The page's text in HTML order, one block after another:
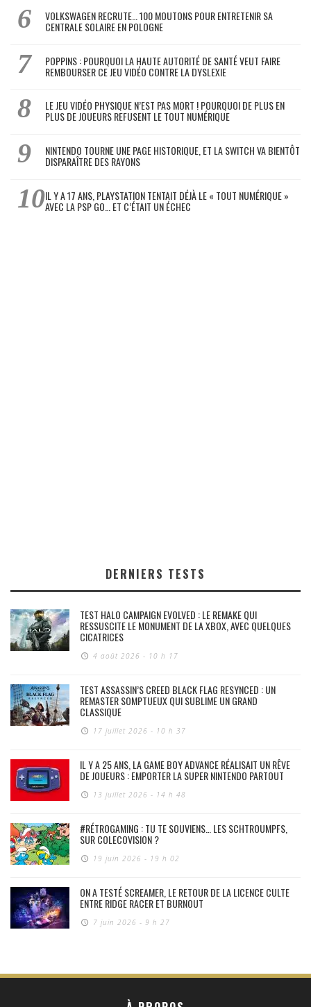
VOLKSWAGEN RECRUTE… 100 MOUTONS POUR ENTRETENIR SA
CENTRALE SOLAIRE EN POLOGNE
POPPINS : POURQUOI LA HAUTE AUTORITÉ DE SANTÉ VEUT FAIRE
REMBOURSER CE JEU VIDÉO CONTRE LA DYSLEXIE
LE JEU VIDÉO PHYSIQUE N’EST PAS MORT ! POURQUOI DE PLUS EN
PLUS DE JOUEURS REFUSENT LE TOUT NUMÉRIQUE
NINTENDO TOURNE UNE PAGE HISTORIQUE, ET LA SWITCH VA BIENTÔT
DISPARAÎTRE DES RAYONS
IL Y A 17 ANS, PLAYSTATION TENTAIT DÉJÀ LE « TOUT NUMÉRIQUE »
AVEC LA PSP GO… ET C’ÉTAIT UN ÉCHEC
DERNIERS TESTS
TEST HALO CAMPAIGN EVOLVED : LE REMAKE QUI
RESSUSCITE LE MONUMENT DE LA XBOX, AVEC QUELQUES
CICATRICES
4 août 2026 - 10 h 17
TEST ASSASSIN’S CREED BLACK FLAG RESYNCED : UN
REMASTER SOMPTUEUX QUI SUBLIME UN GRAND
CLASSIQUE
17 juillet 2026 - 10 h 37
IL Y A 25 ANS, LA GAME BOY ADVANCE RÉALISAIT UN RÊVE
DE JOUEURS : EMPORTER LA SUPER NINTENDO PARTOUT
13 juillet 2026 - 14 h 48
#RÉTROGAMING : TU TE SOUVIENS… LES SCHTROUMPFS,
SUR COLECOVISION ?
19 juin 2026 - 19 h 02
ON A TESTÉ SCREAMER, LE RETOUR DE LA LICENCE CULTE
ENTRE RIDGE RACER ET BURNOUT
7 juin 2026 - 9 h 27